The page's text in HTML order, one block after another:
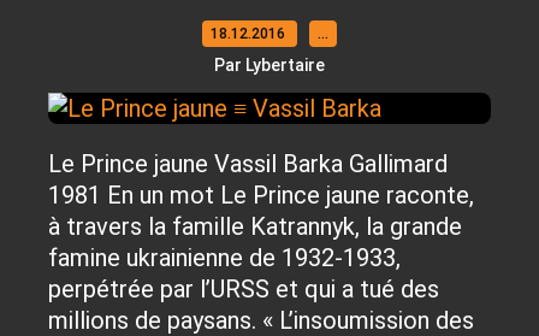
18.12.2016 …
Par Lybertaire
Le Prince jaune Vassil Barka Gallimard
1981 En un mot Le Prince jaune raconte,
à travers la famille Katrannyk, la grande
famine ukrainienne de 1932-1933,
perpétrée par l’URSS et qui a tué des
millions de paysans. « L’insoumission des